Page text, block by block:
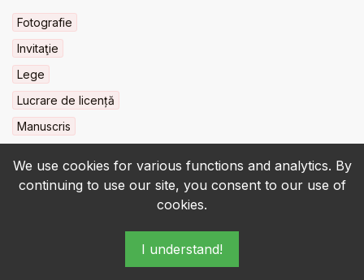
We use cookies for various functions and analytics. By
continuing to use our site, you consent to our use of
cookies.
I understand!
Fotografie
Invitaţie
Lege
Lucrare de licență
Manuscris
© 2022-2026 • BCU „Carol I” - All rights reserved.